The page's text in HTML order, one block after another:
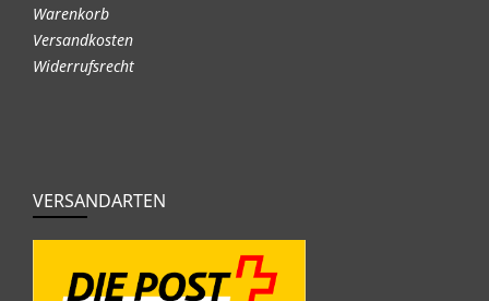
Warenkorb
Versandkosten
Widerrufsrecht
VERSANDARTEN